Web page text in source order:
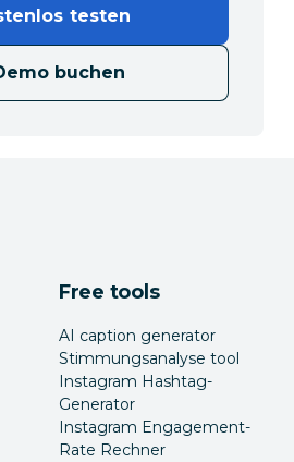
testen
buchen
Free tools
AI caption generator
Stimmungsanalyse tool
Instagram Hashtag-
Generator
Instagram Engagement-
Rate Rechner